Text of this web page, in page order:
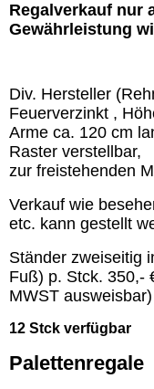
Regalverkauf nur
Gewährleistung
Div. Hersteller
Feuerverzinkt ,
Arme ca. 120 cm
Raster verstellbar,
zur freistehenden
Verkauf wie
etc. kann gestellt
Ständer zweiseitig
Fuß) p. Stck. 350,-
MWST ausweisbar)
12 Stck verfügbar
Palettenregale